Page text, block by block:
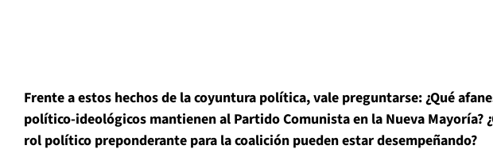
Frente a estos hechos de la coyuntura política, vale preguntarse: ¿Qué
político-ideológicos mantienen al Partido Comunista en la Nueva Mayoría?
rol político preponderante para la coalición pueden estar desempeñando?